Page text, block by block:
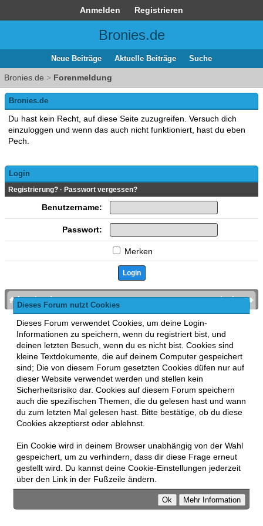
Anmelden Registrieren
Bronies.de
Neue Beiträge Aktuelle Beiträge Suche
Bronies.de > Forenmeldung
Dieses Forum nutzt Cookies
Dieses Forum verwendet Cookies, um deine Login-
Informationen zu speichern, wenn du registriert bist, und
deinen letzten Besuch, wenn du es nicht bist. Cookies sind
kleine Textdokumente, die auf deinem Computer gespeichert
sind; Die von diesem Forum gesetzten Cookies düfen nur auf
dieser Website verwendet werden und stellen kein
Sicherheitsrisiko dar. Cookies auf diesem Forum speichern
auch die spezifischen Themen, die du gelesen hast und wann
du zum letzten Mal gelesen hast. Bitte bestätige, ob du diese
Cookies akzeptierst oder ablehnst.
Ein Cookie wird in deinem Browser unabhängig von der Wahl
gespeichert, um zu verhindern, dass dir diese Frage erneut
gestellt wird. Du kannst deine Cookie-Einstellungen jederzeit
über den Link in der Fußzeile ändern.
Bronies.de
Du hast kein Recht, auf diese Seite zuzugreifen. Versuch dich
einzuloggen und wenn das auch nicht funktioniert, hast du eben
Pech.
Login
Registrierung? · Passwort vergessen?
Benutzername:
Passwort:
Merken
nach oben
bronies.de
MyBB , mobile Fassung: MyBB GoMobile
Zur Desktop-Version wechseln
This forum usesLukasz TkaczMyBB addons.